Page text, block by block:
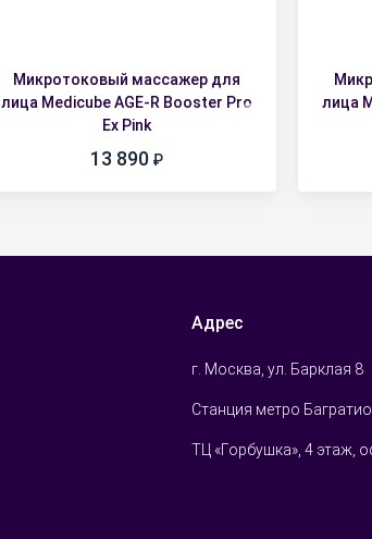
Микротоковый массажер для
лица Medicube AGE-R Booster Pro
Ex Pink
13 890
лица
Адрес
г. Москва, ул. Барклая 8
Станция метро
ТЦ «Горбушка», 4 этаж,